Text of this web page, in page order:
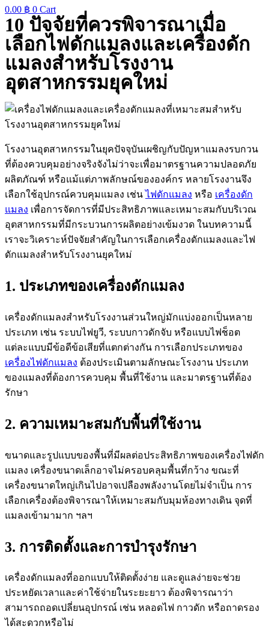
0.00 ฿ 0 Cart
10 ปัจจัยที่ควรพิจารณาเมื่อ
เลือกไฟดักแมลงและเครื่องดัก
แมลงสำหรับโรงงาน
อุตสาหกรรมยุคใหม่
โรงงานอุตสาหกรรมในยุคปัจจุบันเผชิญกับปัญหาแมลงรบกวน
ที่ต้องควบคุมอย่างจริงจังไม่ว่าจะเพื่อมาตรฐานความปลอดภัย
ผลิตภัณฑ์ หรือแม้แต่ภาพลักษณ์ขององค์กร หลายโรงงานจึง
เลือกใช้อุปกรณ์ควบคุมแมลง เช่นไฟดักแมลง หรือ เครื่องดัก
แมลง เพื่อการจัดการที่มีประสิทธิภาพและเหมาะสมกับบริเวณ
อุตสาหกรรมที่มีกระบวนการผลิตอย่างเข้มงวด ในบทความนี้
เราจะวิเคราะห์ปัจจัยสำคัญในการเลือกเครื่องดักแมลงและไฟ
ดักแมลงสำหรับโรงงานยุคใหม่
1. ประเภทของเครื่องดักแมลง
เครื่องดักแมลงสำหรับโรงงานส่วนใหญ่มักแบ่งออกเป็นหลาย
ประเภท เช่น ระบบไฟยูวี, ระบบกาวดักจับ หรือแบบไฟช็อต
แต่ละแบบมีข้อดีข้อเสียที่แตกต่างกัน การเลือกประเภทของ
เครื่องไฟดักแมลง ต้องประเมินตามลักษณะโรงงาน ประเภท
ของแมลงที่ต้องการควบคุม พื้นที่ใช้งาน และมาตรฐานที่ต้อง
รักษา
2. ความเหมาะสมกับพื้นที่ใช้งาน
ขนาดและรูปแบบของพื้นที่มีผลต่อประสิทธิภาพของเครื่องไฟดัก
แมลง เครื่องขนาดเล็กอาจไม่ครอบคลุมพื้นที่กว้าง ขณะที่
เครื่องขนาดใหญ่เกินไปอาจเปลืองพลังงานโดยไม่จำเป็น การ
เลือกเครื่องต้องพิจารณาให้เหมาะสมกับมุมห้องทางเดิน จุดที่
แมลงเข้ามามาก ฯลฯ
3. การติดตั้งและการบำรุงรักษา
เครื่องดักแมลงที่ออกแบบให้ติดตั้งง่าย และดูแลง่ายจะช่วย
ประหยัดเวลาและค่าใช้จ่ายในระยะยาว ต้องพิจารณาว่า
สามารถถอดเปลี่ยนอุปกรณ์ เช่น หลอดไฟ กาวดัก หรือถาดรอง
ได้สะดวกหรือไม่